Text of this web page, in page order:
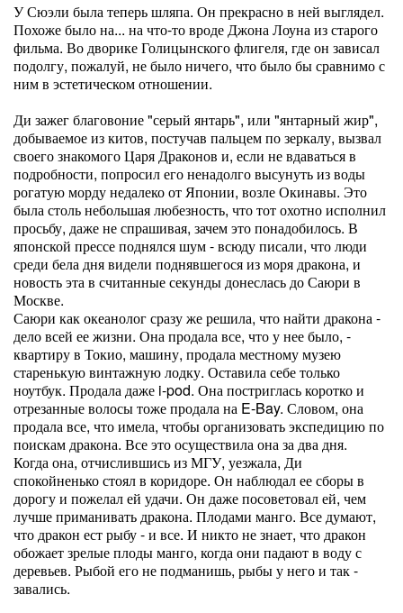
У Сюэли была теперь шляпа. Он прекрасно в ней выглядел.
Похоже было на... на что-то вроде Джона Лоуна из старого
фильма. Во дворике Голицынского флигеля, где он зависал
подолгу, пожалуй, не было ничего, что было бы сравнимо с
ним в эстетическом отношении.
Ди зажег благовоние "серый янтарь", или "янтарный жир",
добываемое из китов, постучав пальцем по зеркалу, вызвал
своего знакомого Царя Драконов и, если не вдаваться в
подробности, попросил его ненадолго высунуть из воды
рогатую морду недалеко от Японии, возле Окинавы. Это
была столь небольшая любезность, что тот охотно исполнил
просьбу, даже не спрашивая, зачем это понадобилось. В
японской прессе поднялся шум - всюду писали, что люди
среди бела дня видели поднявшегося из моря дракона, и
новость эта в считанные секунды донеслась до Саюри в
Москве.
Саюри как океанолог сразу же решила, что найти дракона -
дело всей ее жизни. Она продала все, что у нее было, -
квартиру в Токио, машину, продала местному музею
старенькую винтажную лодку. Оставила себе только
ноутбук. Продала даже i-pod. Она постриглась коротко и
отрезанные волосы тоже продала на E-Bay. Словом, она
продала все, что имела, чтобы организовать экспедицию по
поискам дракона. Все это осуществила она за два дня.
Когда она, отчислившись из МГУ, уезжала, Ди
спокойненько стоял в коридоре. Он наблюдал ее сборы в
дорогу и пожелал ей удачи. Он даже посоветовал ей, чем
лучше приманивать дракона. Плодами манго. Все думают,
что дракон ест рыбу - и все. И никто не знает, что дракон
обожает зрелые плоды манго, когда они падают в воду с
деревьев. Рыбой его не подманишь, рыбы у него и так -
завались.